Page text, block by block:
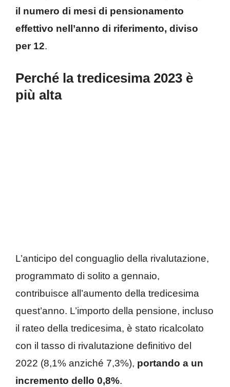
il numero di mesi di pensionamento
effettivo nell’anno di riferimento, diviso
per 12.
Perché la tredicesima 2023 è
più alta
L’anticipo del conguaglio della rivalutazione,
programmato di solito a gennaio,
contribuisce all’aumento della tredicesima
quest’anno. L’importo della pensione, incluso
il rateo della tredicesima, è stato ricalcolato
con il tasso di rivalutazione definitivo del
2022 (8,1% anziché 7,3%), portando a un
incremento dello 0,8%.